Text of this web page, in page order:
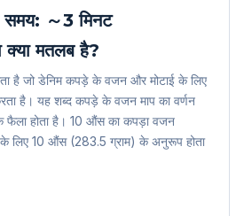
समय: ～3 मिनट
मतलब है?
है जो डेनिम कपड़े के वजन और मोटाई के लिए
है। यह शब्द कपड़े के वजन माप का वर्णन
फैला होता है। 10 औंस का कपड़ा वजन
के लिए 10 औंस (283.5 ग्राम) के अनुरूप होता